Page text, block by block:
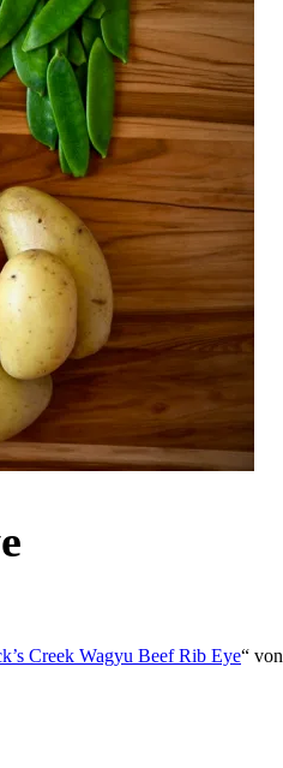
Creek Wagyu Beef Rib Eye“ von